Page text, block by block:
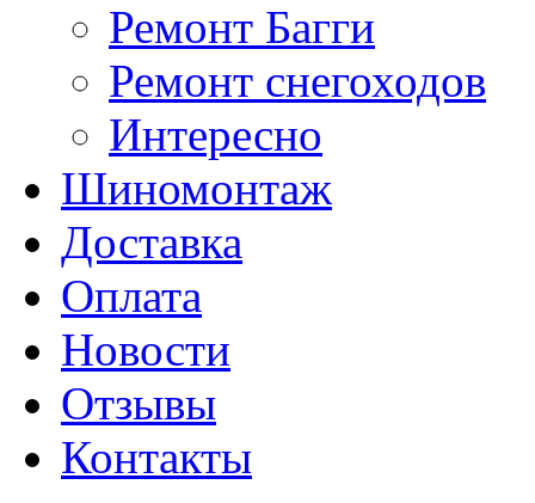
Ремонт Багги
Ремонт снегоходов
Интересно
Шиномонтаж
Доставка
Оплата
Новости
Отзывы
Контакты